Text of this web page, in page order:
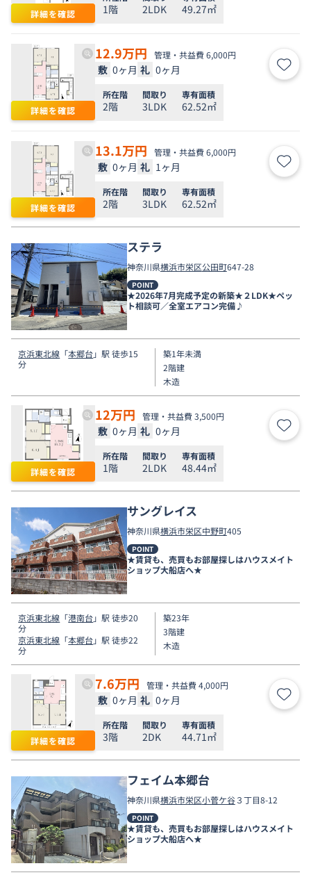
詳細を確認 1階 2LDK 49.27㎡
詳細を確認
12.9万円 管理・共益費 6,000円
敷 0ヶ月 礼 0ヶ月 お気
所在階
2階
間取り
3LDK
専有面積
62.52㎡
詳細を確認
13.1万円 管理・共益費 6,000円
敷 0ヶ月 礼 1ヶ月 お気
所在階
2階
間取り
3LDK
専有面積
62.52㎡
ステラ
神奈川県横浜市栄区公田町647-28
POINT
★2026年7月完成予定の新築★２LDK★ペッ
ト相談可／全室エアコン完備♪
京浜東北線 「本郷台」駅 徒歩15
分
築1年未満
2階建
木造
詳細を確認
12万円 管理・共益費 3,500円
敷 0ヶ月 礼 0ヶ月 お気
所在階
1階
間取り
2LDK
専有面積
48.44㎡
サングレイス
神奈川県横浜市栄区中野町405
POINT
★賃貸も、売買もお部屋探しはハウスメイト
ショップ大船店へ★
京浜東北線 「港南台」駅 徒歩20
分
京浜東北線 「本郷台」駅 徒歩22
分
築23年
3階建
木造
詳細を確認
7.6万円 管理・共益費 4,000円
敷 0ヶ月 礼 0ヶ月 お気
所在階
3階
間取り
2DK
専有面積
44.71㎡
フェイム本郷台
神奈川県横浜市栄区小菅ケ谷３丁目8-12
POINT
★賃貸も、売買もお部屋探しはハウスメイト
ショップ大船店へ★